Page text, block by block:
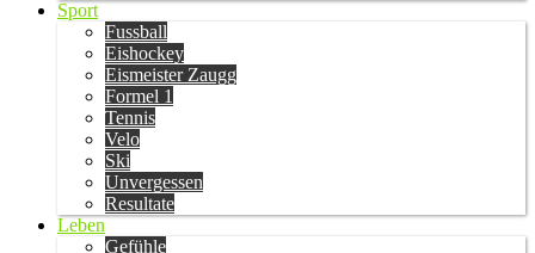
Sport
Fussball
Eishockey
Eismeister Zaugg
Formel 1
Tennis
Velo
Ski
Unvergessen
Resultate
Leben
Gefühle